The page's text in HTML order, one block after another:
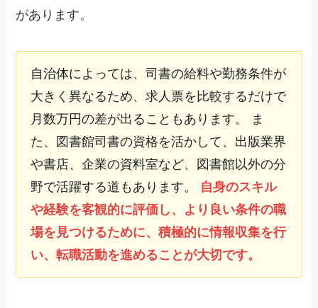
があります。
自治体によっては、司書の給料や勤務条件が
大きく異なるため、求人票を比較するだけで
月数万円の差が出ることもあります。 ま
た、図書館司書の資格を活かして、出版業界
や書店、企業の資料室など、図書館以外の分
野で活躍する道もあります。 自身のスキル
や経験を客観的に評価し、より良い条件の職
場を見つけるために、積極的に情報収集を行
い、転職活動を進めることが大切です。